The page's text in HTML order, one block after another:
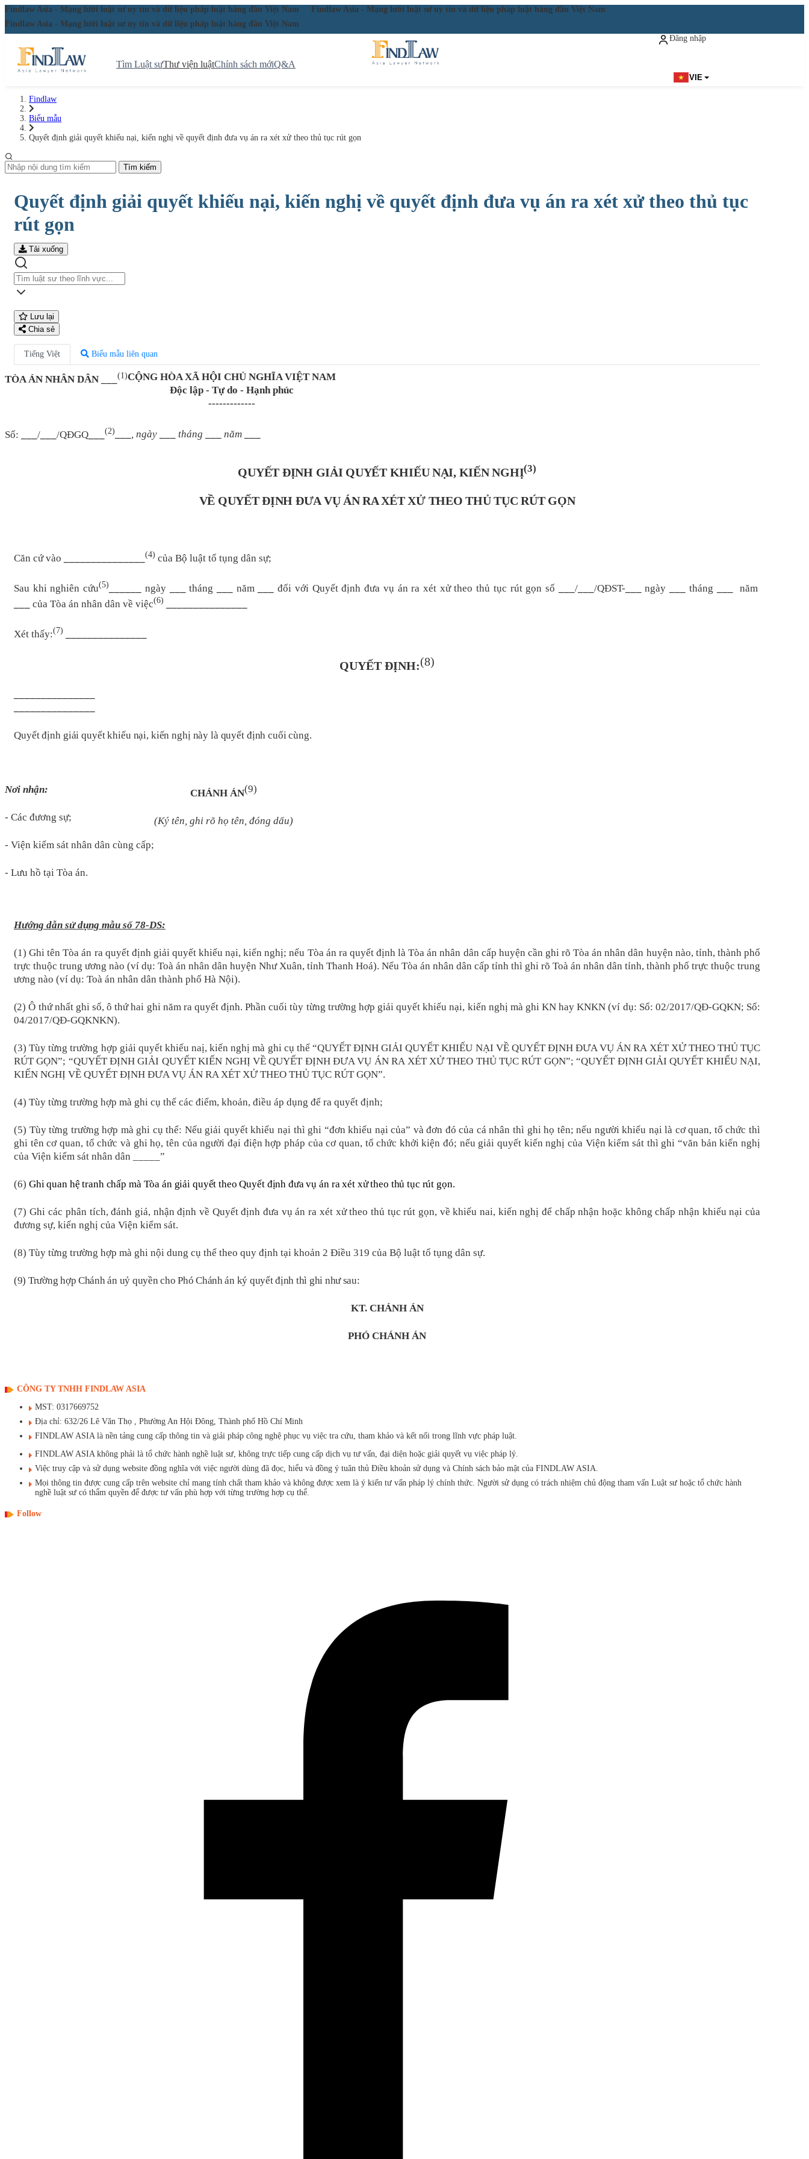
Findlaw Asia - Mạng lưới luật sư uy tín và dữ liệu pháp luật hàng đầu Việt Nam
Findlaw Asia - Mạng lưới luật sư uy tín và dữ liệu pháp luật hàng đầu Việt Nam
Findlaw Asia - Mạng lưới luật sư uy tín và dữ liệu pháp luật hàng đầu Việt Nam
Đăng nhập
VIE
Tìm Luật sưThư viện luậtChính sách mớiQ&A
Findlaw
Biểu mẫu
Quyết định giải quyết khiếu nại, kiến nghị về quyết định đưa vụ án ra xét xử theo thủ tục rút gọn
Tìm kiếm
Quyết định giải quyết khiếu nại, kiến nghị về quyết định đưa vụ án ra xét xử theo thủ tục
rút gọn
Tải xuống
Lưu lại
Chia sẻ
Tiếng Việt Biểu mẫu liên quan
TÒA ÁN NHÂN DÂN ___ (1)CỘNG HÒA XÃ HỘI CHỦ NGHĨA VIỆT NAM
Độc lập - Tự do - Hạnh phúc
-------------
Số: / /QĐGQ (2) , ngày tháng năm
QUYẾT ĐỊNH GIẢI QUYẾT KHIẾU NẠI, KIẾN NGHỊ(3)
VỀ QUYẾT ĐỊNH ĐƯA VỤ ÁN RA XÉT XỬ THEO THỦ TỤC RÚT GỌN
Căn cứ vào (4) của Bộ luật tố tụng dân sự;
Sau khi nghiên cứu(5) ngày ___tháng năm đối với Quyết định đưa vụ án ra xét xử theo thủ tục rút gọn số /___ /QĐST- ___ngày tháng
năm
của Tòa án nhân dân về việc(6)
Xét thấy:(7)
QUYẾT ĐỊNH:(8)
Quyết định giải quyết khiếu nại, kiến nghị nàylà quyết định cuối cùng.
Nơi nhận:
- Các đương sự;
- Viện kiểm sát nhân dân cùng cấp;
- Lưu hồ tại Tòa án.
CHÁNH ÁN(9)
(Ký tên, ghi rõ họ tên, đóng dấu)
Hướng dẫn sử dụng mẫu số 78-DS:
(1) Ghi tên Tòa án ra quyết định giải quyết khiếu nại, kiến nghị; nếu Tòa án ra quyết định là Tòa án nhân dân cấp huyện cần ghi rõ Tòa án nhân dân huyện nào, tỉnh, thành phố
trực thuộc trung ương nào (ví dụ: Toà án nhân dân huyện Như Xuân, tỉnh Thanh Hoá). Nếu Tòa án nhân dân cấp tỉnh thì ghi rõ Toà án nhân dân tỉnh, thành phố trực thuộc trung
ương nào (ví dụ: Toà án nhân dân thành phố Hà Nội).
(2) Ô thứ nhất ghi số, ô thứ hai ghi năm ra quyết định. Phần cuối tùy từng trường hợp giải quyết khiếu nại, kiến nghị mà ghi KN hay KNKN (ví dụ: Số: 02/2017/QĐ-GQKN; Số:
04/2017/QĐ-GQKNKN).
(3) Tùy từng trường hợp giải quyết khiếu naị, kiến nghị mà ghi cụ thể “QUYẾT ĐỊNH GIẢI QUYẾT KHIẾU NẠI VỀ QUYẾT ĐỊNH ĐƯA VỤ ÁN RA XÉT XỬ THEO THỦ TỤC
RÚT GỌN”; “QUYẾT ĐỊNH GIẢI QUYẾT KIẾN NGHỊ VỀ QUYẾT ĐỊNH ĐƯA VỤ ÁN RA XÉT XỬ THEO THỦ TỤC RÚT GỌN”; “QUYẾT ĐỊNH GIẢI QUYẾT KHIẾU NẠI,
KIẾN NGHỊ VỀ QUYẾT ĐỊNH ĐƯA VỤ ÁN RA XÉT XỬ THEO THỦ TỤC RÚT GỌN”.
(4) Tùy từng trường hợp mà ghi cụ thể các điểm, khoản, điều áp dụng để ra quyết định;
(5) Tùy từng trường hợp mà ghi cụ thể: Nếu giải quyết khiếu nại thì ghi “đơn khiếu nại của” và đơn đó của cá nhân thì ghi họ tên; nếu người khiếu nại là cơ quan, tổ chức thì
ghi tên cơ quan, tổ chức và ghi họ, tên của người đại điện hợp pháp của cơ quan, tổ chức khởi kiện đó; nếu giải quyết kiến nghị của Viện kiểm sát thì ghi “văn bản kiến nghị
của Viện kiểm sát nhân dân _____”
(6) Ghi quan hệ tranh chấp mà Tòa án giải quyết theo Quyết định đưa vụ án ra xét xử theo thủ tục rút gọn.
(7) Ghi cácphân tích, đánh giá, nhận định về Quyết định đưa vụ án ra xét xử theo thủ tục rút gọn, về khiếu nai, kiến nghị để chấp nhận hoặc không chấp nhận khiếu nại của
đương sự, kiến nghị của Viện kiểm sát.
(8) Tùy từng trường hợp mà ghi nội dung cụ thể theo quy định tại khoản 2 Điều 319 của Bộ luật tố tụng dân sự.
(9) Trường hợp Chánh án uỷ quyền cho Phó Chánh án ký quyết định thì ghi như sau:
KT. CHÁNH ÁN
PHÓ CHÁNH ÁN
CÔNG TY TNHH FINDLAW ASIA
MST: 0317669752
Địa chỉ: 632/26 Lê Văn Thọ , Phường An Hội Đông, Thành phố Hồ Chí Minh
FINDLAW ASIA là nền tảng cung cấp thông tin và giải pháp công nghệ phục vụ việc tra cứu, tham khảo và kết nối trong lĩnh vực pháp luật.
FINDLAW ASIA không phải là tổ chức hành nghề luật sư, không trực tiếp cung cấp dịch vụ tư vấn, đại diện hoặc giải quyết vụ việc pháp lý.
Việc truy cập và sử dụng website đồng nghĩa với việc người dùng đã đọc, hiểu và đồng ý tuân thủ Điều khoản sử dụng và Chính sách bảo mật của FINDLAW ASIA.
Mọi thông tin được cung cấp trên website chỉ mang tính chất tham khảo và không được xem là ý kiến tư vấn pháp lý chính thức. Người sử dụng có trách nhiệm chủ động tham vấn Luật sư hoặc tổ chức hành
nghề luật sư có thẩm quyền để được tư vấn phù hợp với từng trường hợp cụ thể.
Follow